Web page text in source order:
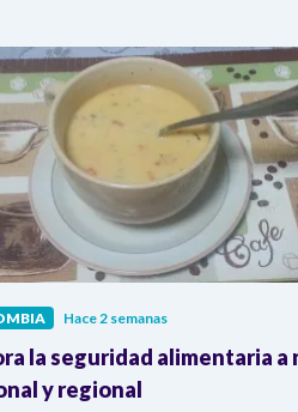
Hace 2 semanas
la seguridad alimentaria a
y regional